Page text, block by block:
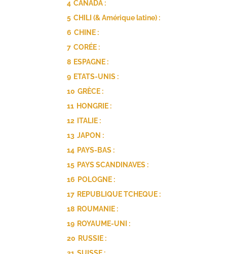
4 CANADA :
5 CHILI (& Amérique latine) :
6 CHINE :
7 CORÉE :
8 ESPAGNE :
9 ETATS-UNIS :
10 GRÈCE :
11 HONGRIE :
12 ITALIE :
13 JAPON :
14 PAYS-BAS :
15 PAYS SCANDINAVES :
16 POLOGNE :
17 REPUBLIQUE TCHEQUE :
18 ROUMANIE :
19 ROYAUME-UNI :
20 RUSSIE :